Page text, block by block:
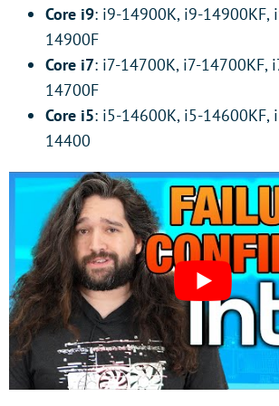
Core i9: i9-14900K, i9-14900KF,
14900F
Core i7: i7-14700K, i7-14700KF,
14700F
Core i5: i5-14600K, i5-14600KF,
14400